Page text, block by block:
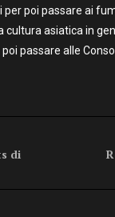
poi passare ai
asiatica in
passare alle
di